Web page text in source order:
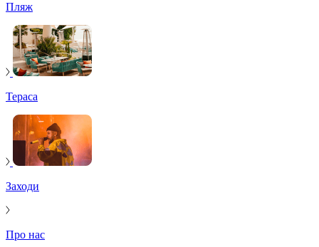
Пляж
Тераса
Заходи
Про нас